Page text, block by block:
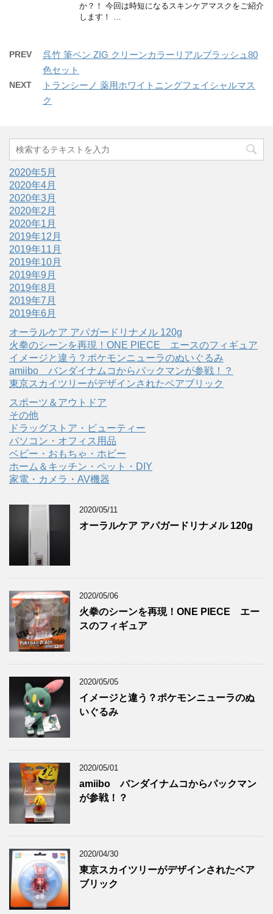
か？！ 今回は時短になるスキンケアマスクをご紹介
します！ …
PREV
呉竹 筆ペン ZIG クリーンカラーリアルブラッシュ80
色セット
NEXT
トランシーノ 薬用ホワイトニングフェイシャルマス
ク
2020年5月
2020年4月
2020年3月
2020年2月
2020年1月
2019年12月
2019年11月
2019年10月
2019年9月
2019年8月
2019年7月
2019年6月
オーラルケア アパガードリナメル 120g
火拳のシーンを再現！ONE PIECE エースのフィギュア
イメージと違う？ポケモンニューラのぬいぐるみ
amiibo バンダイナムコからパックマンが参戦！？
東京スカイツリーがデザインされたベアブリック
スポーツ＆アウトドア
その他
ドラッグストア・ビューティー
パソコン・オフィス用品
ベビー・おもちゃ・ホビー
ホーム＆キッチン・ペット・DIY
家電・カメラ・AV機器
2020/05/11
オーラルケア アパガードリナメル 120g
2020/05/06
火拳のシーンを再現！ONE PIECE エー
スのフィギュア
2020/05/05
イメージと違う？ポケモンニューラのぬ
いぐるみ
2020/05/01
amiibo バンダイナムコからパックマン
が参戦！？
2020/04/30
東京スカイツリーがデザインされたベア
ブリック